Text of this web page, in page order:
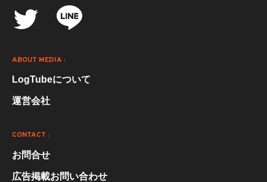
ABOUT MEDIA :
LogTubeについて
運営会社
CONTACT :
お問合せ
広告掲載お問い合わせ